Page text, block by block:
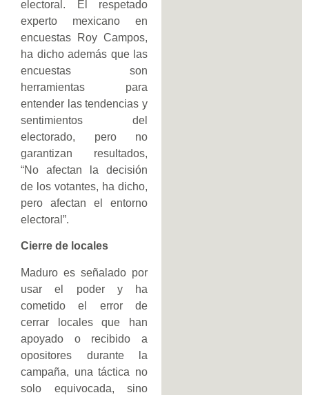
electoral. El respetado
experto mexicano en
encuestas Roy Campos,
ha dicho además que las
encuestas son
herramientas para
entender las tendencias y
sentimientos del
electorado, pero no
garantizan resultados,
“No afectan la decisión
de los votantes, ha dicho,
pero afectan el entorno
electoral”.
Cierre de locales
Maduro es señalado por
usar el poder y ha
cometido el error de
cerrar locales que han
apoyado o recibido a
opositores durante la
campaña, una táctica no
solo equivocada, sino